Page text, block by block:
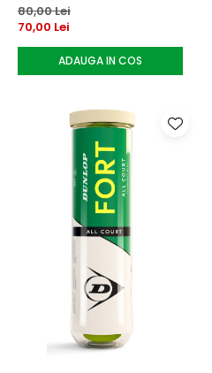
80,00 Lei
70,00 Lei
ADAUGA IN COS